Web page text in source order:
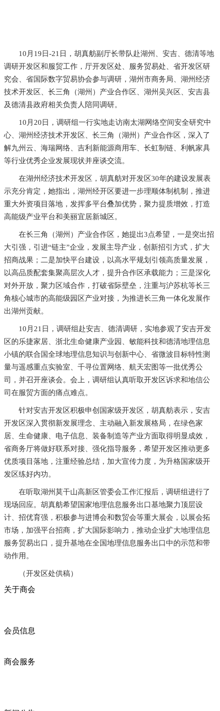
10月19日-21日，胡真舫副厅长带队赴湖州、安吉、德清等地
调研开发区和服贸工作，厅开发区处、服务贸易处、省开发区研
究会、省国际数字贸易协会参与调研，湖州市商务局、湖州经济
技术开发区、长三角（湖州）产业合作区、湖州吴兴区、安吉县
及德清县政府相关负责人陪同调研。
10月20日，调研组一行实地走访南太湖网络空间安全研究中
心、湖州经济技术开发区、长三角（湖州）产业合作区，深入了
解九州云、海瑞网络、吉利新能源商用车、长虹制链、利帆家具
等行业优秀企业发展现状并座谈交流。
在湖州经济技术开发区，胡真舫对开发区30年的建设发展表
示充分肯定，她指出，湖州经开区要进一步理顺体制机制，推进
重大外资项目落地，发挥多平台叠加优势，聚力提质增效，打造
高能级产业平台和美丽宜居新城区。
在长三角（湖州）产业合作区，她提出3点希望，一是突出招
大引强，引进“链主”企业，发展主导产业，创新招引方式，扩大
招商战果；二是加快平台建设，以高水平规划引领高质量发展，
以高品质配套集聚高层次人才，提升合作区承载能力；三是深化
对外开放，聚力区域合作，打破省际壁垒，注重与沪苏杭等长三
角核心城市的高能级园区产业对接，为推进长三角一体化发展作
出湖州贡献。
10月21日，调研组赴安吉、德清调研，实地参观了安吉开发
区的乐捷家居、浙北生命健康产业园、敏能科技和德清地理信息
小镇的联合国全球地理信息知识与创新中心、省微波目标特性测
量与遥感重点实验室、千寻位置网络、航天宏图等一批优秀公
司，并召开座谈会。会上，调研组认真听取开发区诉求和地信公
司在服贸方面的痛点难点。
针对安吉开发区积极申创国家级开发区，胡真舫表示，安吉
开发区深入贯彻新发展理念、主动融入新发展格局，在绿色家
居、生命健康、电子信息、装备制造等产业方面取得明显成效，
省商务厅将做好联系对接、强化指导服务，希望开发区推动更多
优质项目落地，注重经验总结，加大宣传力度，为升格国家级开
发区练好内功。
在听取湖州莫干山高新区管委会工作汇报后，调研组进行了
现场回应。胡真舫希望国家地理信息服务出口基地聚力顶层设
计、招优育强，积极参与进博会和数贸会等重大展会，以展会拓
市场，加强平台招商，扩大国际影响力，推动企业扩大地理信息
服务贸易出口，提升基地在全国地理信息服务出口中的示范和带
动作用。
（开发区处供稿）
关于商会
会员信息
商会服务